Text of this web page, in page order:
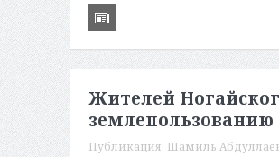
Жителей
землепользованию
Публикация: Шамиль